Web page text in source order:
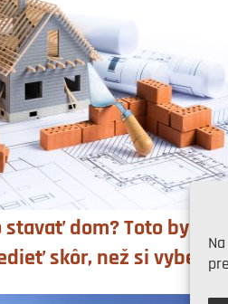
stavať dom? Toto by ste
skôr, než si